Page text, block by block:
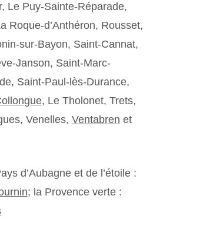
Le Puy-Sainte-Réparade,
Roque-d’Anthéron, Rousset,
sur-Bayon, Saint-Cannat,
Janson, Saint-Marc-
Saint-Paul-lès-Durance,
, Le Tholonet, Trets,
Venelles, Ventabren et
d’Aubagne et de l’étoile :
; la Provence verte :